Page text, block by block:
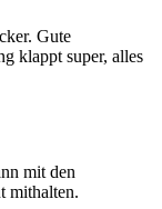
Gute
klappt super, alles
mit den
mithalten.